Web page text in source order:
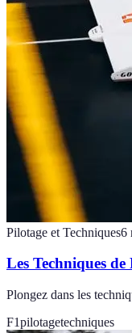
Pilotage et Techniques6
Les Techniques de
Plongez dans les
F1pilotagetechniques